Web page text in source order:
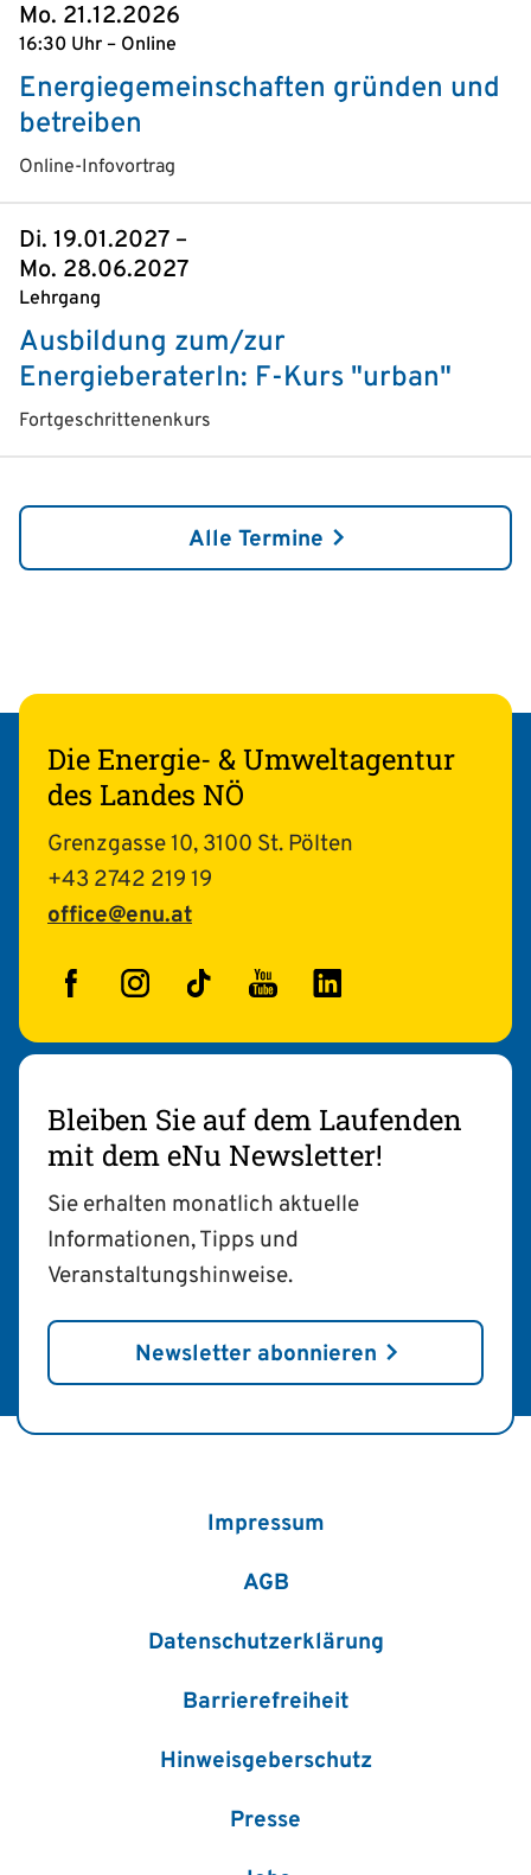
Mo. 21.12.2026
16:30 Uhr – Online
Energiegemeinschaften gründen und
betreiben
Online-Infovortrag
Di. 19.01.2027 –
Mo. 28.06.2027
Lehrgang
Ausbildung zum/zur
EnergieberaterIn: F-Kurs "urban"
Fortgeschrittenenkurs
Alle Termine
Die Energie- & Umweltagentur
des Landes NÖ
Grenzgasse 10, 3100 St. Pölten
+43 2742 219 19
office@enu.at
FacebookInstagram
TikTokYouTubeLinkedIn
Bleiben Sie auf dem Laufenden
mit dem eNu Newsletter!
Sie erhalten monatlich aktuelle
Informationen, Tipps und
Veranstaltungshinweise.
Newsletter abonnieren
Impressum
AGB
Datenschutzerklärung
Barrierefreiheit
Hinweisgeberschutz
Presse